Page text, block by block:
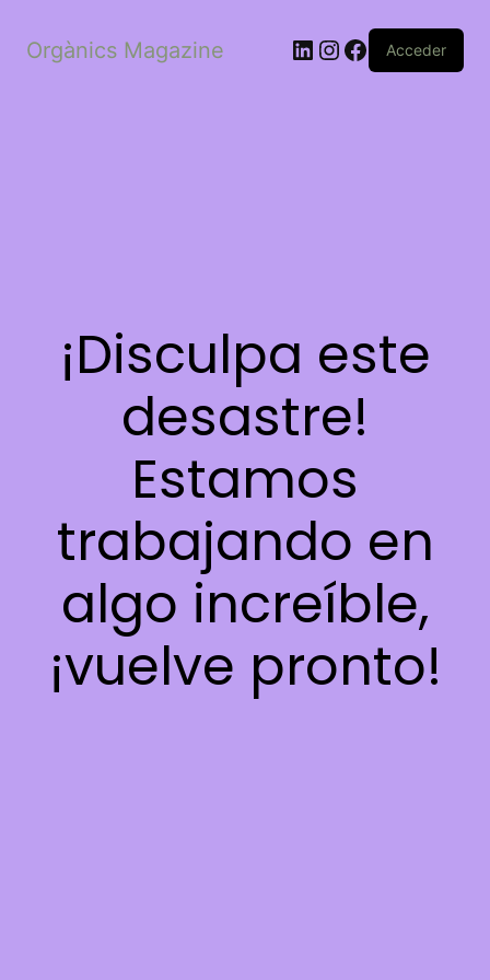
Orgànics Magazine LinkedIn
Instagram
Facebook
Acceder
¡Disculpa este
desastre!
Estamos
trabajando en
algo increíble,
¡vuelve pronto!